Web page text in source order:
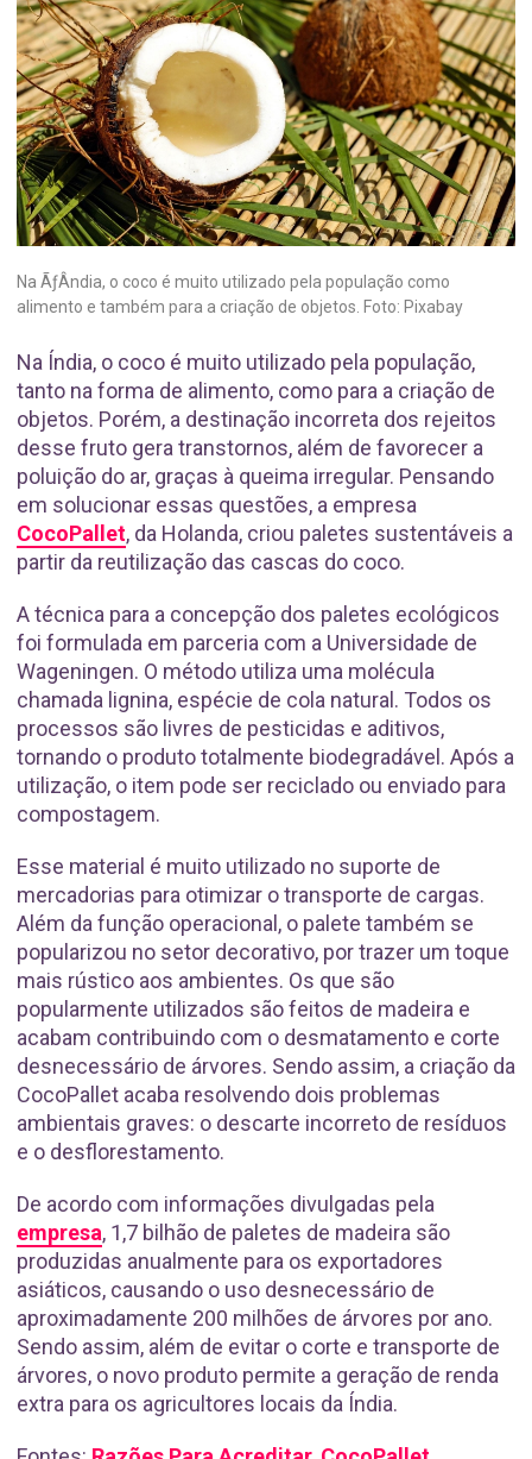
Na ÃƒÂndia, o coco é muito utilizado pela população como
alimento e também para a criação de objetos. Foto: Pixabay
Na Índia, o coco é muito utilizado pela população,
tanto na forma de alimento, como para a criação de
objetos. Porém, a destinação incorreta dos rejeitos
desse fruto gera transtornos, além de favorecer a
poluição do ar, graças à queima irregular. Pensando
em solucionar essas questões, a empresa
CocoPallet, da Holanda, criou paletes sustentáveis a
partir da reutilização das cascas do coco.
A técnica para a concepção dos paletes ecológicos
foi formulada em parceria com a Universidade de
Wageningen. O método utiliza uma molécula
chamada lignina, espécie de cola natural. Todos os
processos são livres de pesticidas e aditivos,
tornando o produto totalmente biodegradável. Após a
utilização, o item pode ser reciclado ou enviado para
compostagem.
Esse material é muito utilizado no suporte de
mercadorias para otimizar o transporte de cargas.
Além da função operacional, o palete também se
popularizou no setor decorativo, por trazer um toque
mais rústico aos ambientes. Os que são
popularmente utilizados são feitos de madeira e
acabam contribuindo com o desmatamento e corte
desnecessário de árvores. Sendo assim, a criação da
CocoPallet acaba resolvendo dois problemas
ambientais graves: o descarte incorreto de resíduos
e o desflorestamento.
De acordo com informações divulgadas pela
empresa, 1,7 bilhão de paletes de madeira são
produzidas anualmente para os exportadores
asiáticos, causando o uso desnecessário de
aproximadamente 200 milhões de árvores por ano.
Sendo assim, além de evitar o corte e transporte de
árvores, o novo produto permite a geração de renda
extra para os agricultores locais da Índia.